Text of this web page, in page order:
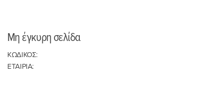
Μη έγκυρη σελίδα
ΚΩΔΙΚΟΣ:
ΕΤΑΙΡΙΑ: